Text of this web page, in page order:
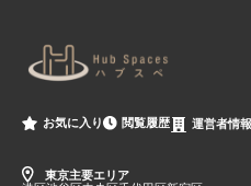
お気に入り 閲覧履歴 運営者情報
東京主要エリア